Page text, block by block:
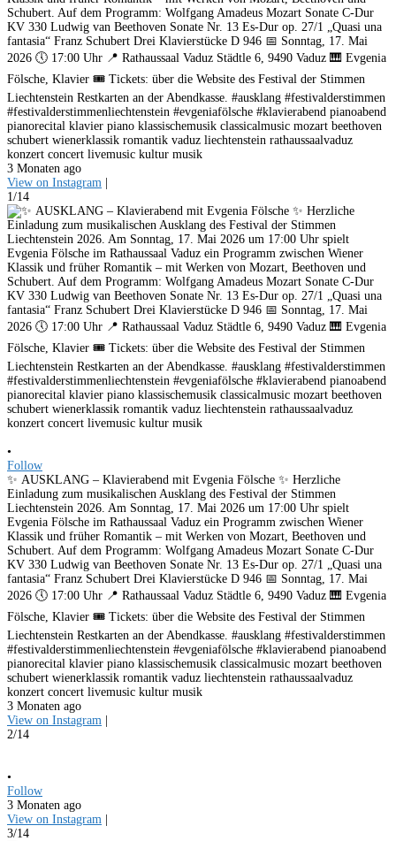
Schubert. Auf dem Programm: Wolfgang Amadeus Mozart Sonate C-Dur
KV 330 Ludwig van Beethoven Sonate Nr. 13 Es-Dur op. 27/1 „Quasi una
fantasia“ Franz Schubert Drei Klavierstücke D 946 📅 Sonntag, 17. Mai
2026 🕔 17:00 Uhr 📍 Rathaussaal Vaduz Städtle 6, 9490 Vaduz 🎹 Evgenia
Fölsche, Klavier 🎟️ Tickets: über die Website des Festival der Stimmen
Liechtenstein Restkarten an der Abendkasse. #ausklang #festivalderstimmen
#festivalderstimmenliechtenstein #evgeniafölsche #klavierabend pianoabend
pianorecital klavier piano klassischemusik classicalmusic mozart beethoven
schubert wienerklassik romantik vaduz liechtenstein rathaussaalvaduz
konzert concert livemusic kultur musik
3 Monaten ago
View on Instagram |
1/14
•
Follow
✨ AUSKLANG – Klavierabend mit Evgenia Fölsche ✨ Herzliche
Einladung zum musikalischen Ausklang des Festival der Stimmen
Liechtenstein 2026. Am Sonntag, 17. Mai 2026 um 17:00 Uhr spielt
Evgenia Fölsche im Rathaussaal Vaduz ein Programm zwischen Wiener
Klassik und früher Romantik – mit Werken von Mozart, Beethoven und
Schubert. Auf dem Programm: Wolfgang Amadeus Mozart Sonate C-Dur
KV 330 Ludwig van Beethoven Sonate Nr. 13 Es-Dur op. 27/1 „Quasi una
fantasia“ Franz Schubert Drei Klavierstücke D 946 📅 Sonntag, 17. Mai
2026 🕔 17:00 Uhr 📍 Rathaussaal Vaduz Städtle 6, 9490 Vaduz 🎹 Evgenia
Fölsche, Klavier 🎟️ Tickets: über die Website des Festival der Stimmen
Liechtenstein Restkarten an der Abendkasse. #ausklang #festivalderstimmen
#festivalderstimmenliechtenstein #evgeniafölsche #klavierabend pianoabend
pianorecital klavier piano klassischemusik classicalmusic mozart beethoven
schubert wienerklassik romantik vaduz liechtenstein rathaussaalvaduz
konzert concert livemusic kultur musik
3 Monaten ago
View on Instagram |
2/14
•
Follow
3 Monaten ago
View on Instagram |
3/14